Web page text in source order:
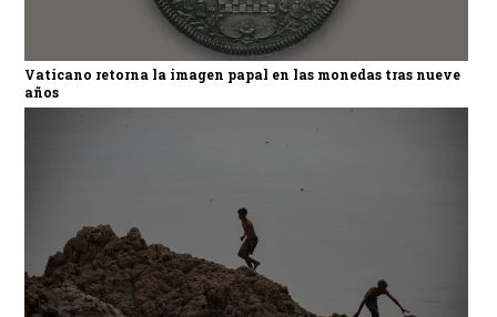
Vaticano retorna la imagen papal en las monedas tras nueve
años